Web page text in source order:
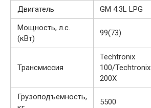
Двигатель
GM 4.3L LPG
Мощность, л.с.
(кВт)
99(73)
Трансмиссия
Techtronix
100/Techtronix
200X
Грузоподъемность,
5500